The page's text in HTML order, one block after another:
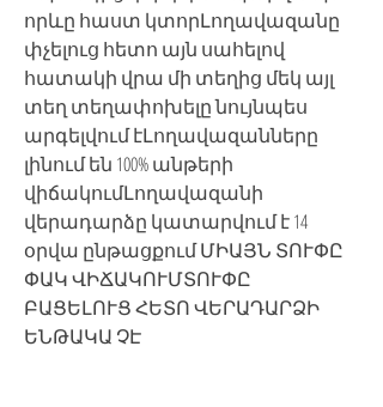
որևը հաստ կտորԼողավազանը
փչելուց հետո այն սահելով
հատակի վրա մի տեղից մեկ այլ
տեղ տեղափոխելը նույնպես
արգելվում էԼողավազանները
լինում են 100% անթերի
վիճակումԼողավազանի
վերադարձը կատարվում է 14
օրվա ընթացքում ՄԻԱՅՆ ՏՈՒՓԸ
ՓԱԿ ՎԻՃԱԿՈՒՄՏՈՒՓԸ
ԲԱՑԵԼՈՒՑ ՀԵՏՈ ՎԵՐԱԴԱՐՁԻ
ԵՆԹԱԿԱ ՉԷ